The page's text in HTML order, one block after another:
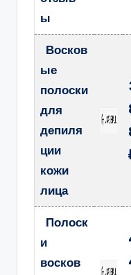
ы
Восков
ые
полоски
для
депиля
ции
кожи
лица
Полоск
и
восков